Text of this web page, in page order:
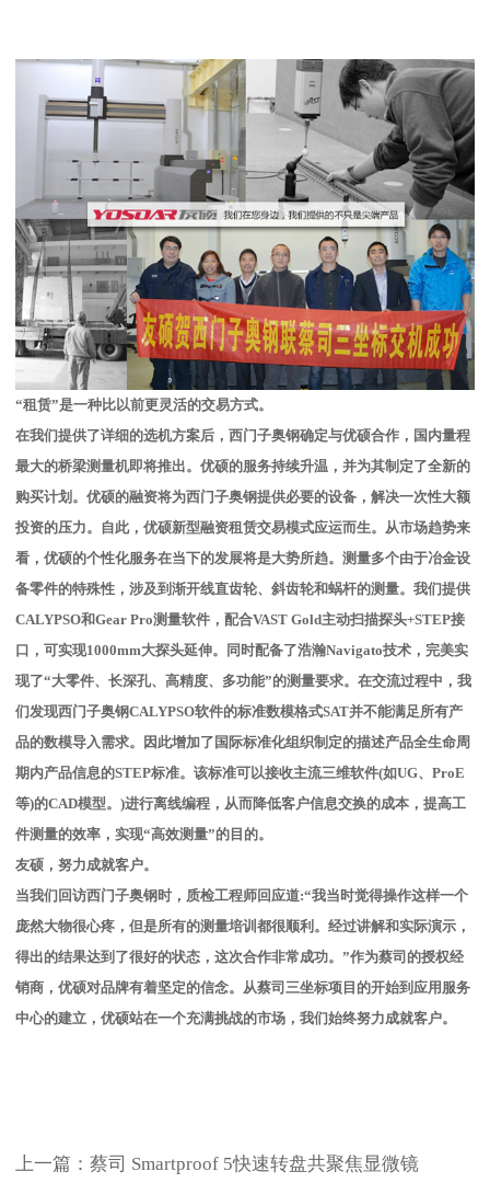
“租赁”是一种比以前更灵活的交易方式。
在我们提供了详细的选机方案后，西门子奥钢确定与优硕合作，国内量程
最大的桥梁测量机即将推出。优硕的服务持续升温，并为其制定了全新的
购买计划。优硕的融资将为西门子奥钢提供必要的设备，解决一次性大额
投资的压力。自此，优硕新型融资租赁交易模式应运而生。从市场趋势来
看，优硕的个性化服务在当下的发展将是大势所趋。测量多个由于冶金设
备零件的特殊性，涉及到渐开线直齿轮、斜齿轮和蜗杆的测量。我们提供
CALYPSO和Gear Pro测量软件，配合VAST Gold主动扫描探头+STEP接
口，可实现1000mm大探头延伸。同时配备了浩瀚Navigato技术，完美实
现了“大零件、长深孔、高精度、多功能”的测量要求。在交流过程中，我
们发现西门子奥钢CALYPSO软件的标准数模格式SAT并不能满足所有产
品的数模导入需求。因此增加了国际标准化组织制定的描述产品全生命周
期内产品信息的STEP标准。该标准可以接收主流三维软件(如UG、ProE
等)的CAD模型。)进行离线编程，从而降低客户信息交换的成本，提高工
件测量的效率，实现“高效测量”的目的。
友硕，努力成就客户。
当我们回访西门子奥钢时，质检工程师回应道:“我当时觉得操作这样一个
庞然大物很心疼，但是所有的测量培训都很顺利。经过讲解和实际演示，
得出的结果达到了很好的状态，这次合作非常成功。”作为蔡司的授权经
销商，优硕对品牌有着坚定的信念。从蔡司三坐标项目的开始到应用服务
中心的建立，优硕站在一个充满挑战的市场，我们始终努力成就客户。
上一篇： 蔡司 Smartproof 5快速转盘共聚焦显微镜